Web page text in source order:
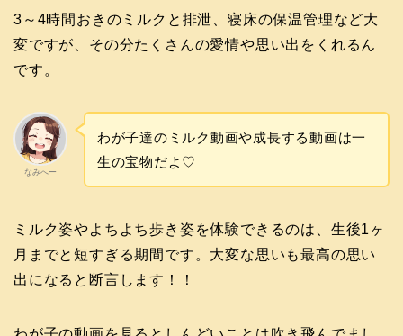
3～4時間おきのミルクと排泄、寝床の保温管理など大
変ですが、その分たくさんの愛情や思い出をくれるん
です。
なみへー
わが子達のミルク動画や成長する動画は一
生の宝物だよ♡
ミルク姿やよちよち歩き姿を体験できるのは、生後1ヶ
月までと短すぎる期間です。大変な思いも最高の思い
出になると断言します！！